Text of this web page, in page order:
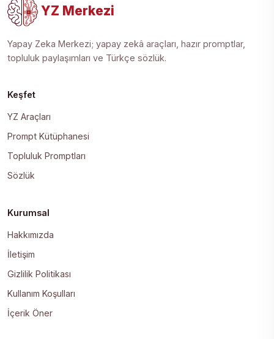
YZ Merkezi
Yapay Zeka Merkezi; yapay zekâ araçları, hazır promptlar,
topluluk paylaşımları ve Türkçe sözlük.
Keşfet
YZ Araçları
Prompt Kütüphanesi
Topluluk Promptları
Sözlük
Kurumsal
Hakkımızda
İletişim
Gizlilik Politikası
Kullanım Koşulları
İçerik Öner